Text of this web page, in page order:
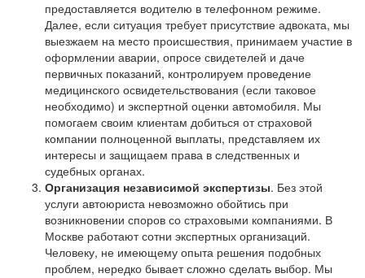
предоставляется водителю в телефонном режиме.
Далее, если ситуация требует присутствие адвоката, мы
выезжаем на место происшествия, принимаем участие в
оформлении аварии, опросе свидетелей и даче
первичных показаний, контролируем проведение
медицинского освидетельствования (если таковое
необходимо) и экспертной оценки автомобиля. Мы
помогаем своим клиентам добиться от страховой
компании полноценной выплаты, представляем их
интересы и защищаем права в следственных и
судебных органах.
Организация независимой экспертизы. Без этой
услуги автоюриста невозможно обойтись при
возникновении споров со страховыми компаниями. В
Москве работают сотни экспертных организаций.
Человеку, не имеющему опыта решения подобных
проблем, нередко бывает сложно сделать выбор. Мы